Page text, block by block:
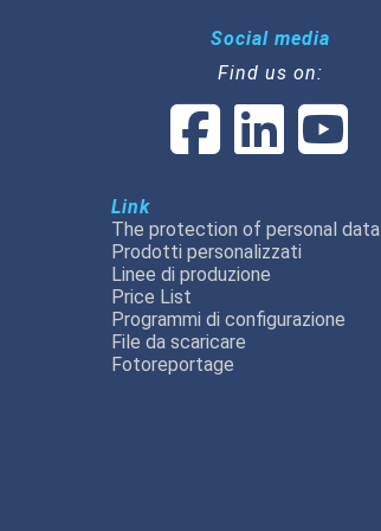
Social media
Find us on:
Link
The protection of personal data
Prodotti personalizzati
Linee di produzione
Price List
Programmi di configurazione
File da scaricare
Fotoreportage